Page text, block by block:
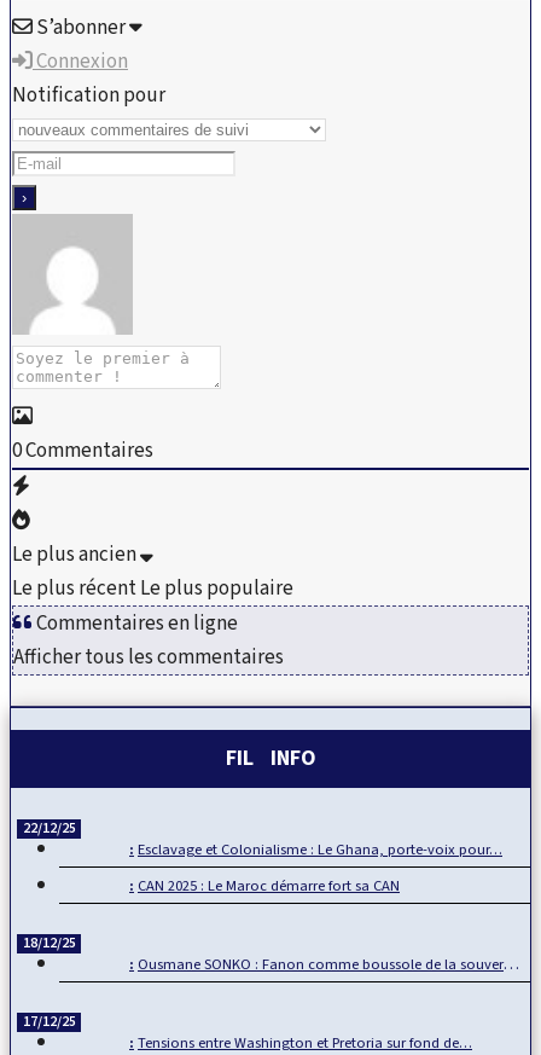
S’abonner
Connexion
Notification pour
0Commentaires
Le plus ancien
Le plus récentLe plus populaire
Commentaires en ligne
Afficher tous les commentaires
FIL INFO
22/12/25
Esclavage et Colonialisme : Le Ghana, porte-voix pour…
CAN 2025 : Le Maroc démarre fort sa CAN
18/12/25
Ousmane SONKO : Fanon comme boussole de la souveraineté…
17/12/25
Tensions entre Washington et Pretoria sur fond de…